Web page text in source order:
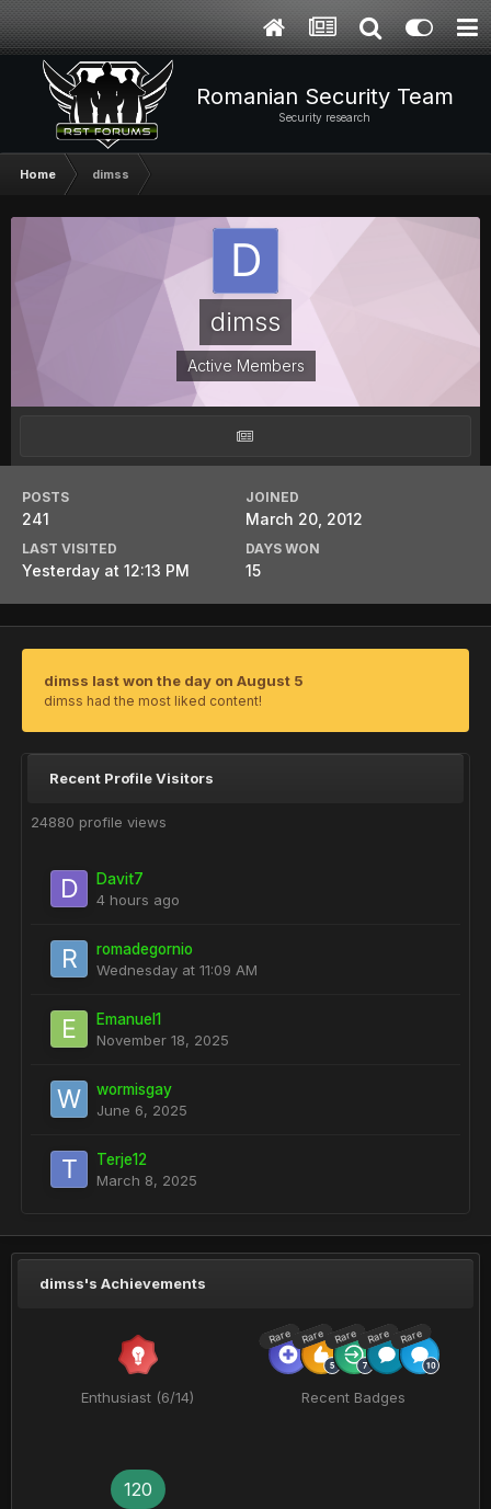
Romanian Security Team
Security research
Home dimss
dimss
Active Members
POSTS
241
JOINED
March 20, 2012
LAST VISITED
Yesterday at 12:13 PM
DAYS WON
15
dimss last won the day on August 5
dimss had the most liked content!
Recent Profile Visitors
24880 profile views
Davit7
4 hours ago
romadegornio
Wednesday at 11:09 AM
Emanuel1
November 18, 2025
wormisgay
June 6, 2025
Terje12
March 8, 2025
dimss's Achievements
Enthusiast (6/14)
Rare Rare Rare Rare Rare
Recent Badges
120